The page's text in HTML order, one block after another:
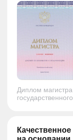
Диплом магистра